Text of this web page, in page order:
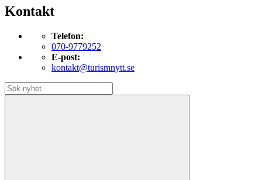
Kontakt
Telefon:
070-9779252
E-post:
kontakt@turismnytt.se